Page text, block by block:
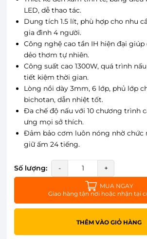
LED, dễ thao tác.
Dung tích 1.5 lít, phù hợp cho nhu
gia đình 4 người.
Công nghệ cao tần IH hiện đại
dẻo thơm tự nhiên.
Công suất cao 1300W, quá trình
tiết kiệm thời gian.
Lòng nồi dày 3mm, 6 lớp, phủ lớp
bichotan, dẫn nhiệt tốt.
Đa chế độ nấu với 10 chương trình
ưng mọi sở thích.
Đảm bảo cơm luôn nóng nhờ chức
giữ ấm 24 tiếng.
Số lượng: - +
MUA NGAY
Giao hàng tận nơi hoặc nhận tại
THÊM VÀO GIỎ HÀNG